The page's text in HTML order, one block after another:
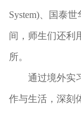
System)、国泰
间，师生们还利
所。
通过境外实
作与生活，深刻